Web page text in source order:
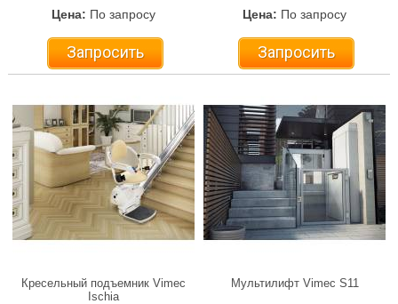
Цена: По запросу
Запросить
Цена: По запросу
Запросить
Кресельный подъемник Vimec
Ischia
Мультилифт Vimec S11